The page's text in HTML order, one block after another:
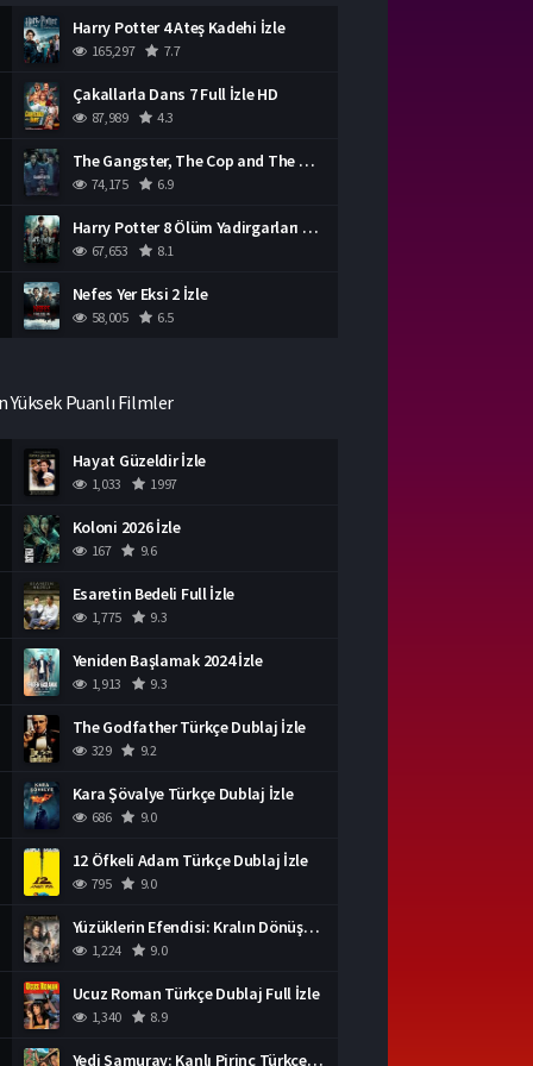
Harry Potter 4 Ateş Kadehi İzle
165,297 7.7
Çakallarla Dans 7 Full İzle HD
87,989 4.3
The Gangster, The Cop and The Devil Türkçe Dublaj İzle
74,175 6.9
Harry Potter 8 Ölüm Yadirgarları Bölüm 2 İzle
67,653 8.1
Nefes Yer Eksi 2 İzle
58,005 6.5
Yüksek Puanlı Filmler
Hayat Güzeldir İzle
1,033 1997
Koloni 2026 İzle
167 9.6
Esaretin Bedeli Full İzle
1,775 9.3
Yeniden Başlamak 2024 İzle
1,913 9.3
The Godfather Türkçe Dublaj İzle
329 9.2
Kara Şövalye Türkçe Dublaj İzle
686 9.0
12 Öfkeli Adam Türkçe Dublaj İzle
795 9.0
Yüzüklerin Efendisi: Kralın Dönüşü İzle
1,224 9.0
Ucuz Roman Türkçe Dublaj Full İzle
1,340 8.9
Yedi Samuray: Kanlı Pirinç Türkçe Dublaj İzle